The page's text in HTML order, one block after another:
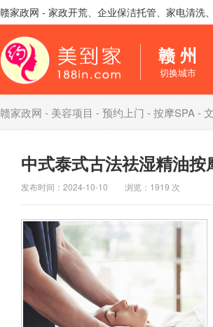
赣家政网 - 家政开荒、企业保洁托管、家电清洗
赣 州
切换城市
赣家政网-美容项目-预约上门-按摩SPA-
中式泰式古法祛湿精油按
发布时间：2024-10-10 浏览：1919 次